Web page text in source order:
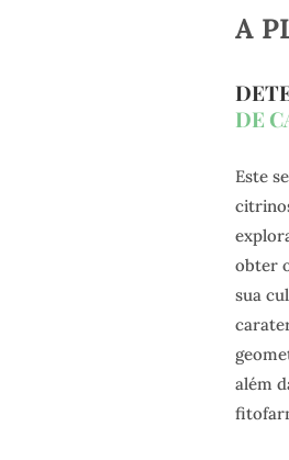
A
DE
Este
obter
sua
além